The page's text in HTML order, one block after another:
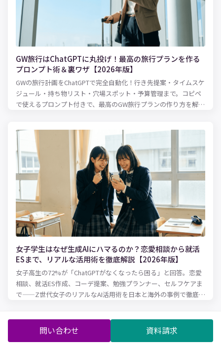
GW旅行はChatGPTに丸投げ！最高の旅行プランを作る
プロンプト術＆裏ワザ【2026年版】
GWの旅行計画をChatGPTで完全自動化！行き先提案・タイムスケ
ジュール・持ち物リスト・穴場スポット・予算管理まで。コピペ
で使えるプロンプト付きで、最高のGW旅行プランの作り方を解説
女子学生はなぜ生成AIにハマるのか？恋愛相談から就活
ESまで、リアルな活用術を徹底解説【2026年版】
女子高生の72%が「ChatGPTがなくなったら困る」と回答。恋愛
相談、就活ES作成、コーデ提案、勉強プランナー、セルフケアま
で——Z世代女子のリアルなAI活用術を日本と海外の事例で徹底解
問い合わせ 資料請求